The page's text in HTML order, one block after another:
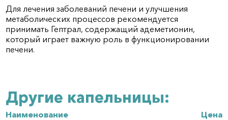
Для лечения заболеваний печени и улучшения
метаболических процессов рекомендуется
принимать Гептрал, содержащий адеметионин,
который играет важную роль в функционировании
печени.
Другие капельницы:
Наименование
Цена